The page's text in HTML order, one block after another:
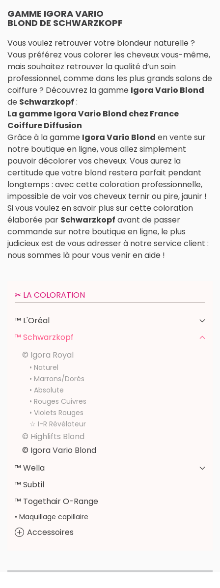
GAMME IGORA VARIO
BLOND DE SCHWARZKOPF
Vous voulez retrouver votre blondeur naturelle ?
Vous préférez vous colorer les cheveux vous-même,
mais souhaitez retrouver la qualité d’un soin
professionnel, comme dans les plus grands salons de
coiffure ? Découvrez la gamme Igora Vario Blond
de Schwarzkopf :
La gamme Igora Vario Blond chez France
Coiffure Diffusion
Grâce à la gamme Igora Vario Blond en vente sur
notre boutique en ligne, vous allez simplement
pouvoir décolorer vos cheveux. Vous aurez la
certitude que votre blond restera parfait pendant
longtemps : avec cette coloration professionnelle,
impossible de voir vos cheveux ternir ou pire, jaunir !
Si vous voulez en savoir plus sur cette coloration
élaborée par Schwarzkopf avant de passer
commande sur notre boutique en ligne, le plus
judicieux est de vous adresser à notre service client :
nous sommes là pour vous venir en aide !
✂︎ LA COLORATION
™ L'Oréal
™ Schwarzkopf
© Igora Royal
• Naturel
• Marrons/Dorés
• Absolute
• Rouges Cuivres
• Violets Rouges
☆ I-R Révélateur
© Highlifts Blond
© Igora Vario Blond
™ Wella
™ Subtil
™ Togethair O-Range
• Maquillage capillaire
Accessoires